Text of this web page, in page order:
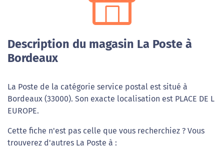
Description du magasin La Poste à
Bordeaux
La Poste de la catégorie service postal est situé à
Bordeaux (33000). Son exacte localisation est PLACE DE L
EUROPE.
Cette fiche n'est pas celle que vous recherchiez ? Vous
trouverez d'autres La Poste à :